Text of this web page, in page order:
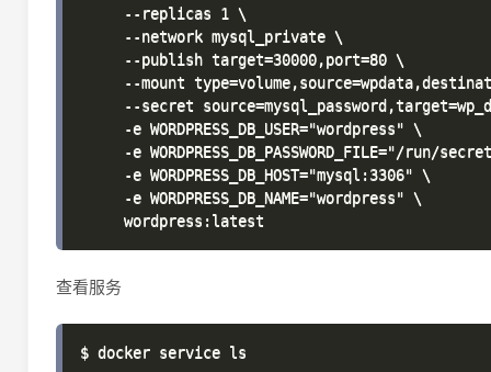
     --replicas 1 \
     --network mysql_private \
     --publish target=30000,port=80 \
--mount
--secret
     -e WORDPRESS_DB_USER="wordpress" \
-e WORDPRESS_DB_PASSWORD_FILE="/run/
     -e WORDPRESS_DB_HOST="mysql:3306" \
     -e WORDPRESS_DB_NAME="wordpress" \
查看服务
$ docker service ls